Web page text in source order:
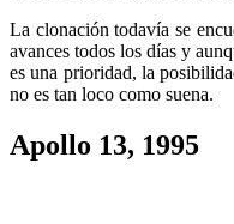
La clonación todavía se
avances todos los días y
es una prioridad, la
no es tan loco como suena.
Apollo 13, 1995